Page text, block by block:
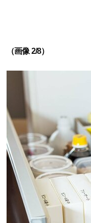
（画像 2/8）